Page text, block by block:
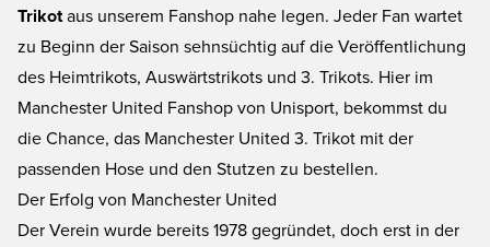
Trikot aus unserem Fanshop nahe legen. Jeder Fan wartet
zu Beginn der Saison sehnsüchtig auf die Veröffentlichung
des Heimtrikots, Auswärtstrikots und 3. Trikots. Hier im
Manchester United Fanshop von Unisport, bekommst du
die Chance, das Manchester United 3. Trikot mit der
passenden Hose und den Stutzen zu bestellen.
Der Erfolg von Manchester United
Der Verein wurde bereits 1978 gegründet, doch erst in der